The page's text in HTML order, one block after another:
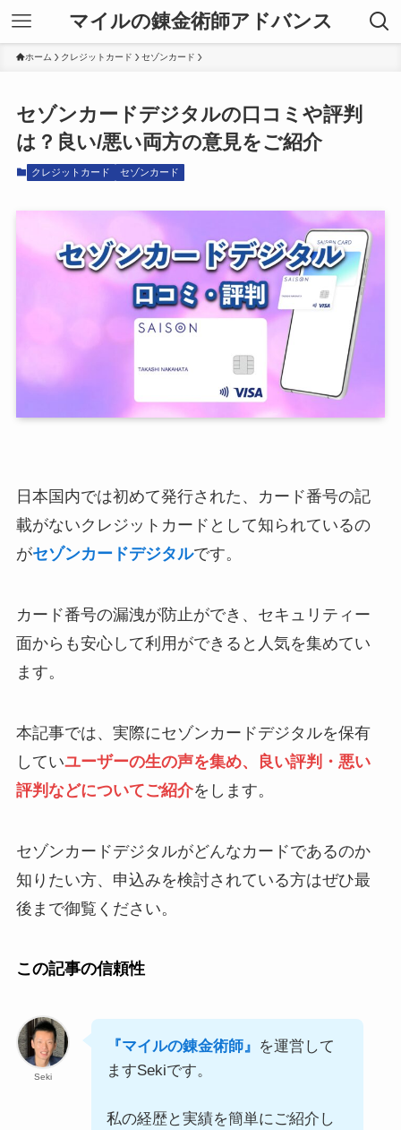
マイルの錬金術師アドバンス
ホーム クレジットカード セゾンカード
セゾンカードデジタルの口コミや評判
は？良い/悪い両方の意見をご紹介
クレジットカード セゾンカード
日本国内では初めて発行された、カード番号の記
載がないクレジットカードとして知られているの
がセゾンカードデジタルです。
カード番号の漏洩が防止ができ、セキュリティー
面からも安心して利用ができると人気を集めてい
ます。
本記事では、実際にセゾンカードデジタルを保有
していユーザーの生の声を集め、良い評判・悪い
評判などについてご紹介をします。
セゾンカードデジタルがどんなカードであるのか
知りたい方、申込みを検討されている方はぜひ最
後まで御覧ください。
この記事の信頼性
Seki
『マイルの錬金術師』 を運営して
ますSekiです。
私の経歴と実績を簡単にご紹介し